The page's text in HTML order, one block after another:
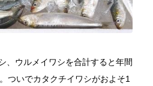
、ウルメイワシを合計すると年間
ついでカタクチイワシがおよそ1